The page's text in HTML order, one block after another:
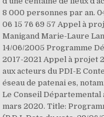
8 000 personnes par an.
06 15 76 69 57 Appel à
Manigand Marie-Laure
14/06/2005 Programme
2017-2021 Appel à projet
aux acteurs du PDI-E
éseau de patenai es,
Le Conseil Départemental
mars 2020. Title: